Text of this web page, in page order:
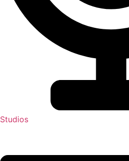
Studios